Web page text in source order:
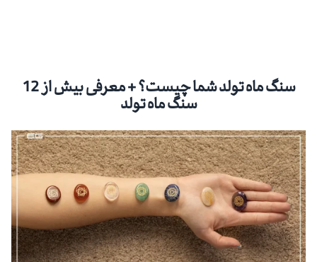
سنگ ماه تولد شما چیست؟ + معرفی بیش از 12
سنگ ماه تولد